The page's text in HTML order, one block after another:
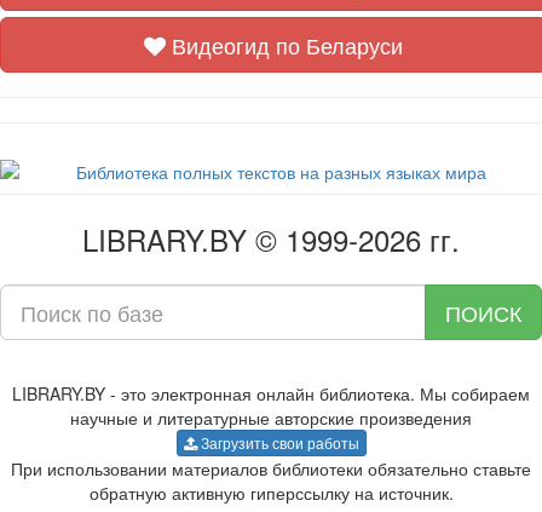
Видеогид по Беларуси
LIBRARY.BY © 1999-2026 гг.
ПОИСК
LIBRARY.BY - это электронная онлайн библиотека. Мы собираем
научные и литературные авторские произведения
Загрузить свои работы
При использовании материалов библиотеки обязательно ставьте
обратную активную гиперссылку на источник.